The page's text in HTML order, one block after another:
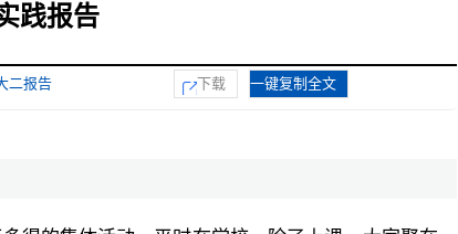
践报告
二报告 下载 一键复制全文